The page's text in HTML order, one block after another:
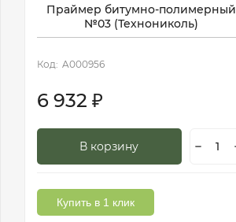
Праймер битумно-полимерный
№03 (Технониколь)
Код: A000956
6 932 ₽
В корзину
Купить в 1 клик